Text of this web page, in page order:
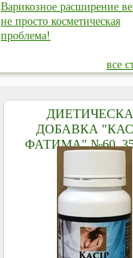
Варикозное расширение
не просто косметическая
проблема!
все
ДОБАВКА
ФАТИМА" №60,